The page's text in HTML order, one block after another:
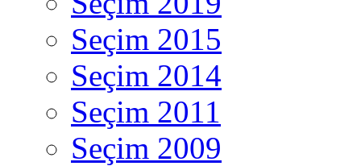
Seçim 2015
Seçim 2014
Seçim 2011
Seçim 2009